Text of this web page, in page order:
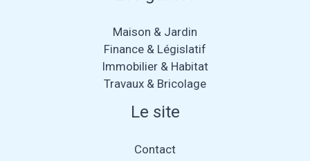
Maison & Jardin
Finance & Législatif
Immobilier & Habitat
Travaux & Bricolage
Le site
Contact